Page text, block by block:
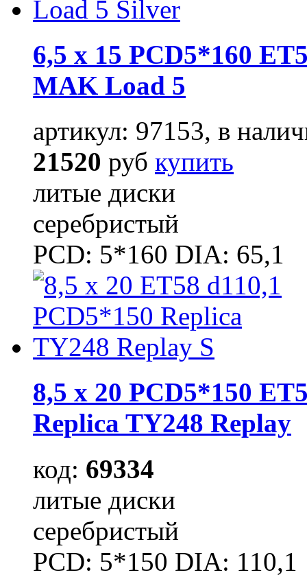
6,5 x 15 PCD5*160
MAK Load 5
артикул: 97153, в
21520 руб купить
литые диски
серебристый
PCD: 5*160 DIA: 65,1
8,5 x 20 PCD5*150
Replica TY248 Replay
код: 69334
литые диски
серебристый
PCD: 5*150 DIA: 110,1